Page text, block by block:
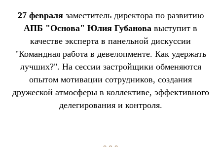
27 февраля заместитель директора по развитию
АПБ "Основа" Юлия Губанова выступит в
качестве эксперта в панельной дискуссии
"Командная работа в девелопменте. Как удержать
лучших?". На сессии застройщики обменяются
опытом мотивации сотрудников, создания
дружеской атмосферы в коллективе, эффективного
делегирования и контроля.